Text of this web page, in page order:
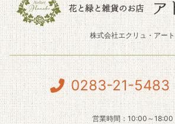
株式会社エクリュ・アート
0283-21-5483
営業時間：10:00～18:00